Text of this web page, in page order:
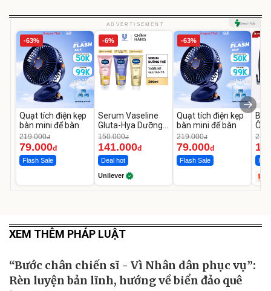
ADVERTISEMENT
-63%
Quạt tích điện kẹp
bàn mini để bàn
219.000đ
79.000đ
Flash Sale
-6%
Serum Vaseline
Gluta-Hya Dưỡng
Da Sáng Mịn Sau 7
Ngày
150.000đ
141.000đ
Deal hot
Unilever
-63%
Quạt tích điện kẹp
bàn mini để bàn
219.000đ
79.000đ
Flash Sale
Ô
Hot
XEM THÊM PHÁP LUẬT
“Bước chân chiến sĩ - Vì Nhân dân phục vụ”:
Rèn luyện bản lĩnh, hướng về biển đảo quê